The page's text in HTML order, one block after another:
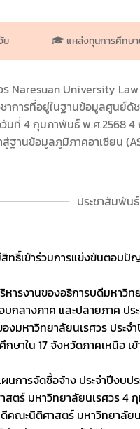
ย แหล่งทุนการศึกษ
University
การที่อยู่ในฐานข้อมูลศูนย์ดั
วันที่ 4 กุมภาพันธ์ พ.ศ.25684
ฐานข้อมูลภูมิภาคอาเซียน
ประชาสัมพัน
ทธิ์เข้าร่วมการแข่งขันตอ
ารงานของอธิการบดีมหาวิ
กลางภาค และปลายภาค ปร
งมหาวิทยาลัยนเรศวร ประจ
ษาใน 17 จังหวัดภาคเหนื
นการจัดซื้อจ้าง ประจำปีงบป
ตร์ มหาวิทยาลัยนเรศวร4
คณะนิติศาสตร์ มหาวิทยาลัย